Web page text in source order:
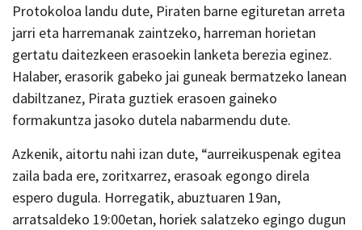
Protokoloa landu dute, Piraten barne egituretan arreta
jarri eta harremanak zaintzeko, harreman horietan
gertatu daitezkeen erasoekin lanketa berezia eginez.
Halaber, erasorik gabeko jai guneak bermatzeko lanean
dabiltzanez, Pirata guztiek erasoen gaineko
formakuntza jasoko dutela nabarmendu dute.
Azkenik, aitortu nahi izan dute, “aurreikuspenak egitea
zaila bada ere, zoritxarrez, erasoak egongo direla
espero dugula. Horregatik, abuztuaren 19an,
arratsaldeko 19:00etan, horiek salatzeko egingo dugun